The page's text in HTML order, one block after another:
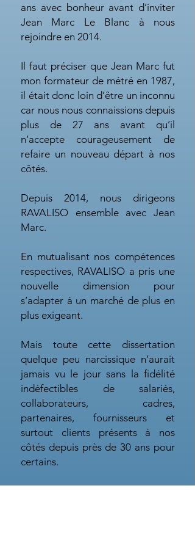
ans avec bonheur avant d’inviter
Jean Marc Le Blanc à nous
rejoindre en 2014.
Il faut préciser que Jean Marc fut
mon formateur de métré en 1987,
il était donc loin d’être un inconnu
car nous nous connaissions depuis
plus de 27 ans avant qu’il
n’accepte courageusement de
refaire un nouveau départ à nos
côtés.
Depuis 2014, nous dirigeons
RAVALISO ensemble avec Jean
Marc.
En mutualisant nos compétences
respectives, RAVALISO a pris une
nouvelle dimension pour
s’adapter à un marché de plus en
plus exigeant.
Mais toute cette dissertation
quelque peu narcissique n’aurait
jamais vu le jour sans la fidélité
indéfectibles de salariés,
collaborateurs, cadres,
partenaires, fournisseurs et
surtout clients présents à nos
côtés depuis près de 30 ans pour
certains.